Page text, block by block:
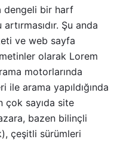
dengeli bir harf
Şu anda
ve web sayfa
olarak Lorem
motorlarında
ile arama yapıldığında
çok sayıda site
bazen bilinçli
çeşitli sürümleri